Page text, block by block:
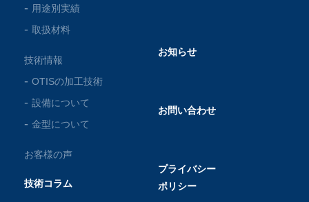
用途別実績
取扱材料
技術情報
OTISの加工技術
設備について
金型について
お客様の声
技術コラム
お知らせ
お問い合わせ
プライバシー
ポリシー